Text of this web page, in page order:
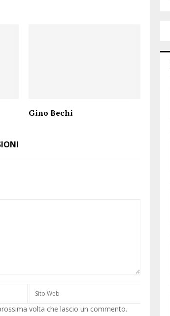
Gino Bechi
volta che lascio un commento.